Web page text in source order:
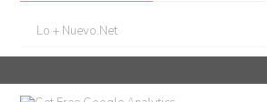
Lo + Nuevo.Net